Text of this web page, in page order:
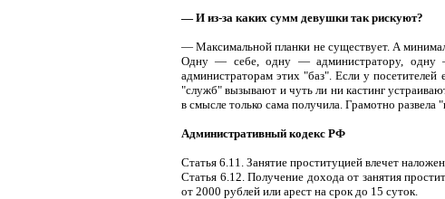
— И из-за каких сумм девушки так рискуют?
— Максимальной планки не существует. А
Одну — себе, одну — администратору, одну
администраторам этих "баз". Если у
"служб" вызывают и чуть ли ни кастинг
в смысле только сама получила. Грамотно
Административный кодекс РФ
Статья 6.11. Занятие проституцией влечет
Статья 6.12. Получение дохода от занятия
от 2000 рублей или арест на срок до 15 суток.